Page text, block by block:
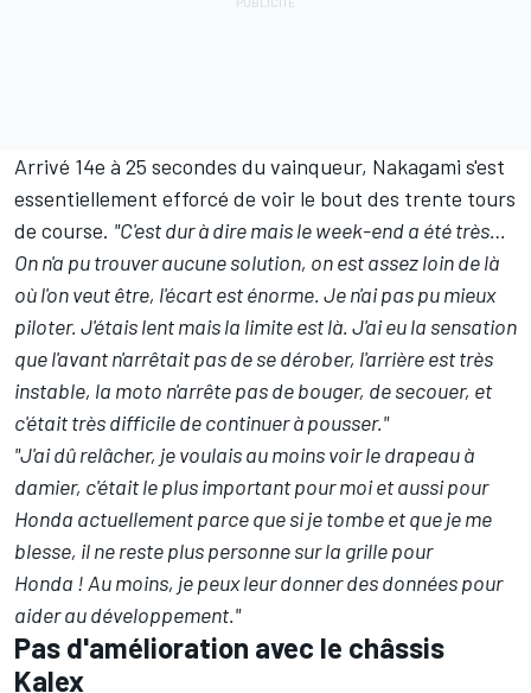
Arrivé 14e à 25 secondes du vainqueur, Nakagami s'est
essentiellement efforcé de voir le bout des trente tours
de course. "C'est dur à dire mais le week-end a été très…
On n'a pu trouver aucune solution, on est assez loin de là
où l'on veut être, l'écart est énorme. Je n'ai pas pu mieux
piloter. J'étais lent mais la limite est là. J'ai eu la sensation
que l'avant n'arrêtait pas de se dérober, l'arrière est très
instable, la moto n'arrête pas de bouger, de secouer, et
c'était très difficile de continuer à pousser."
"J'ai dû relâcher, je voulais au moins voir le drapeau à
damier, c'était le plus important pour moi et aussi pour
Honda actuellement parce que si je tombe et que je me
blesse, il ne reste plus personne sur la grille pour
Honda ! Au moins, je peux leur donner des données pour
aider au développement."
Pas d'amélioration avec le châssis
Kalex